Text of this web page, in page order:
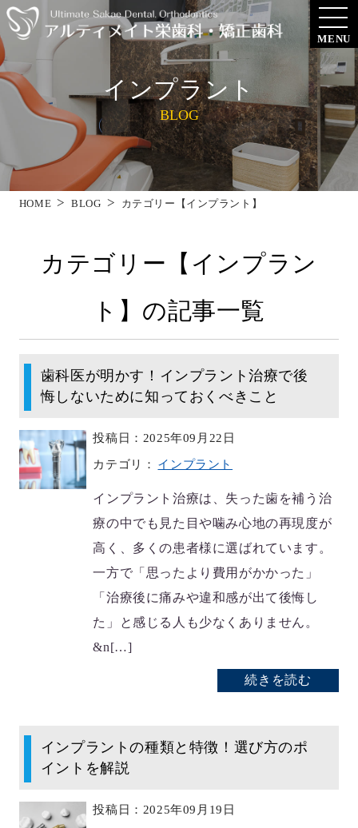
MENU
インプラント
BLOG
HOME BLOG カテゴリー【インプラント】
カテゴリー【インプラン
ト】の記事一覧
歯科医が明かす！インプラント治療で後
悔しないために知っておくべきこと
投稿日：2025年09月22日
カテゴリ： インプラント
インプラント治療は、失った歯を補う治
療の中でも見た目や噛み心地の再現度が
高く、多くの患者様に選ばれています。
一方で「思ったより費用がかかった」
「治療後に痛みや違和感が出て後悔し
た」と感じる人も少なくありません。
&n[…]
続きを読む
インプラントの種類と特徴！選び方のポ
イントを解説
投稿日：2025年09月19日